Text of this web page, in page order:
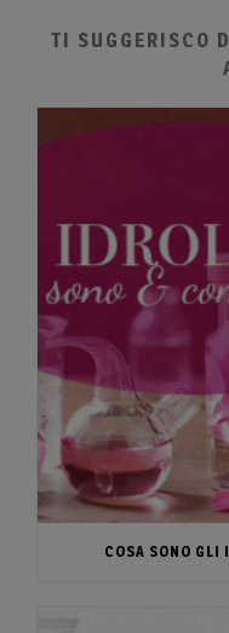
TI SUGGERISCO
COSA SONO GLI